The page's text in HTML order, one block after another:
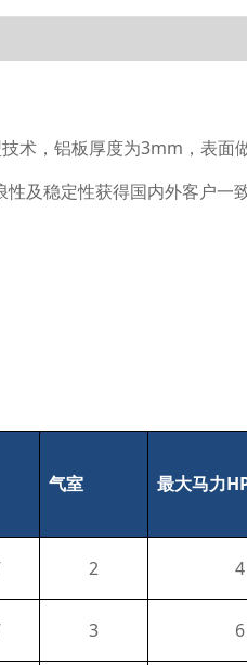
术，铝板厚度为3mm ，表面
及稳定性获得国内外客户
气室 最大马力
2 4
3 6